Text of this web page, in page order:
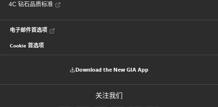
4C 钻石品质标准
电子邮件首选项
Cookie 首选项
Download the New GIA App
关注我们